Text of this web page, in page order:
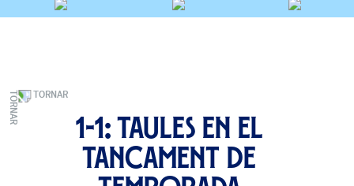
TORNAR
1-1: Taules en el
tancament de